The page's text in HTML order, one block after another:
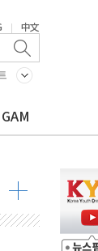
| 中文
GAM